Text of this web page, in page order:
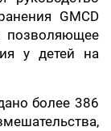
GMCD
позволяющее
у детей на
более 386